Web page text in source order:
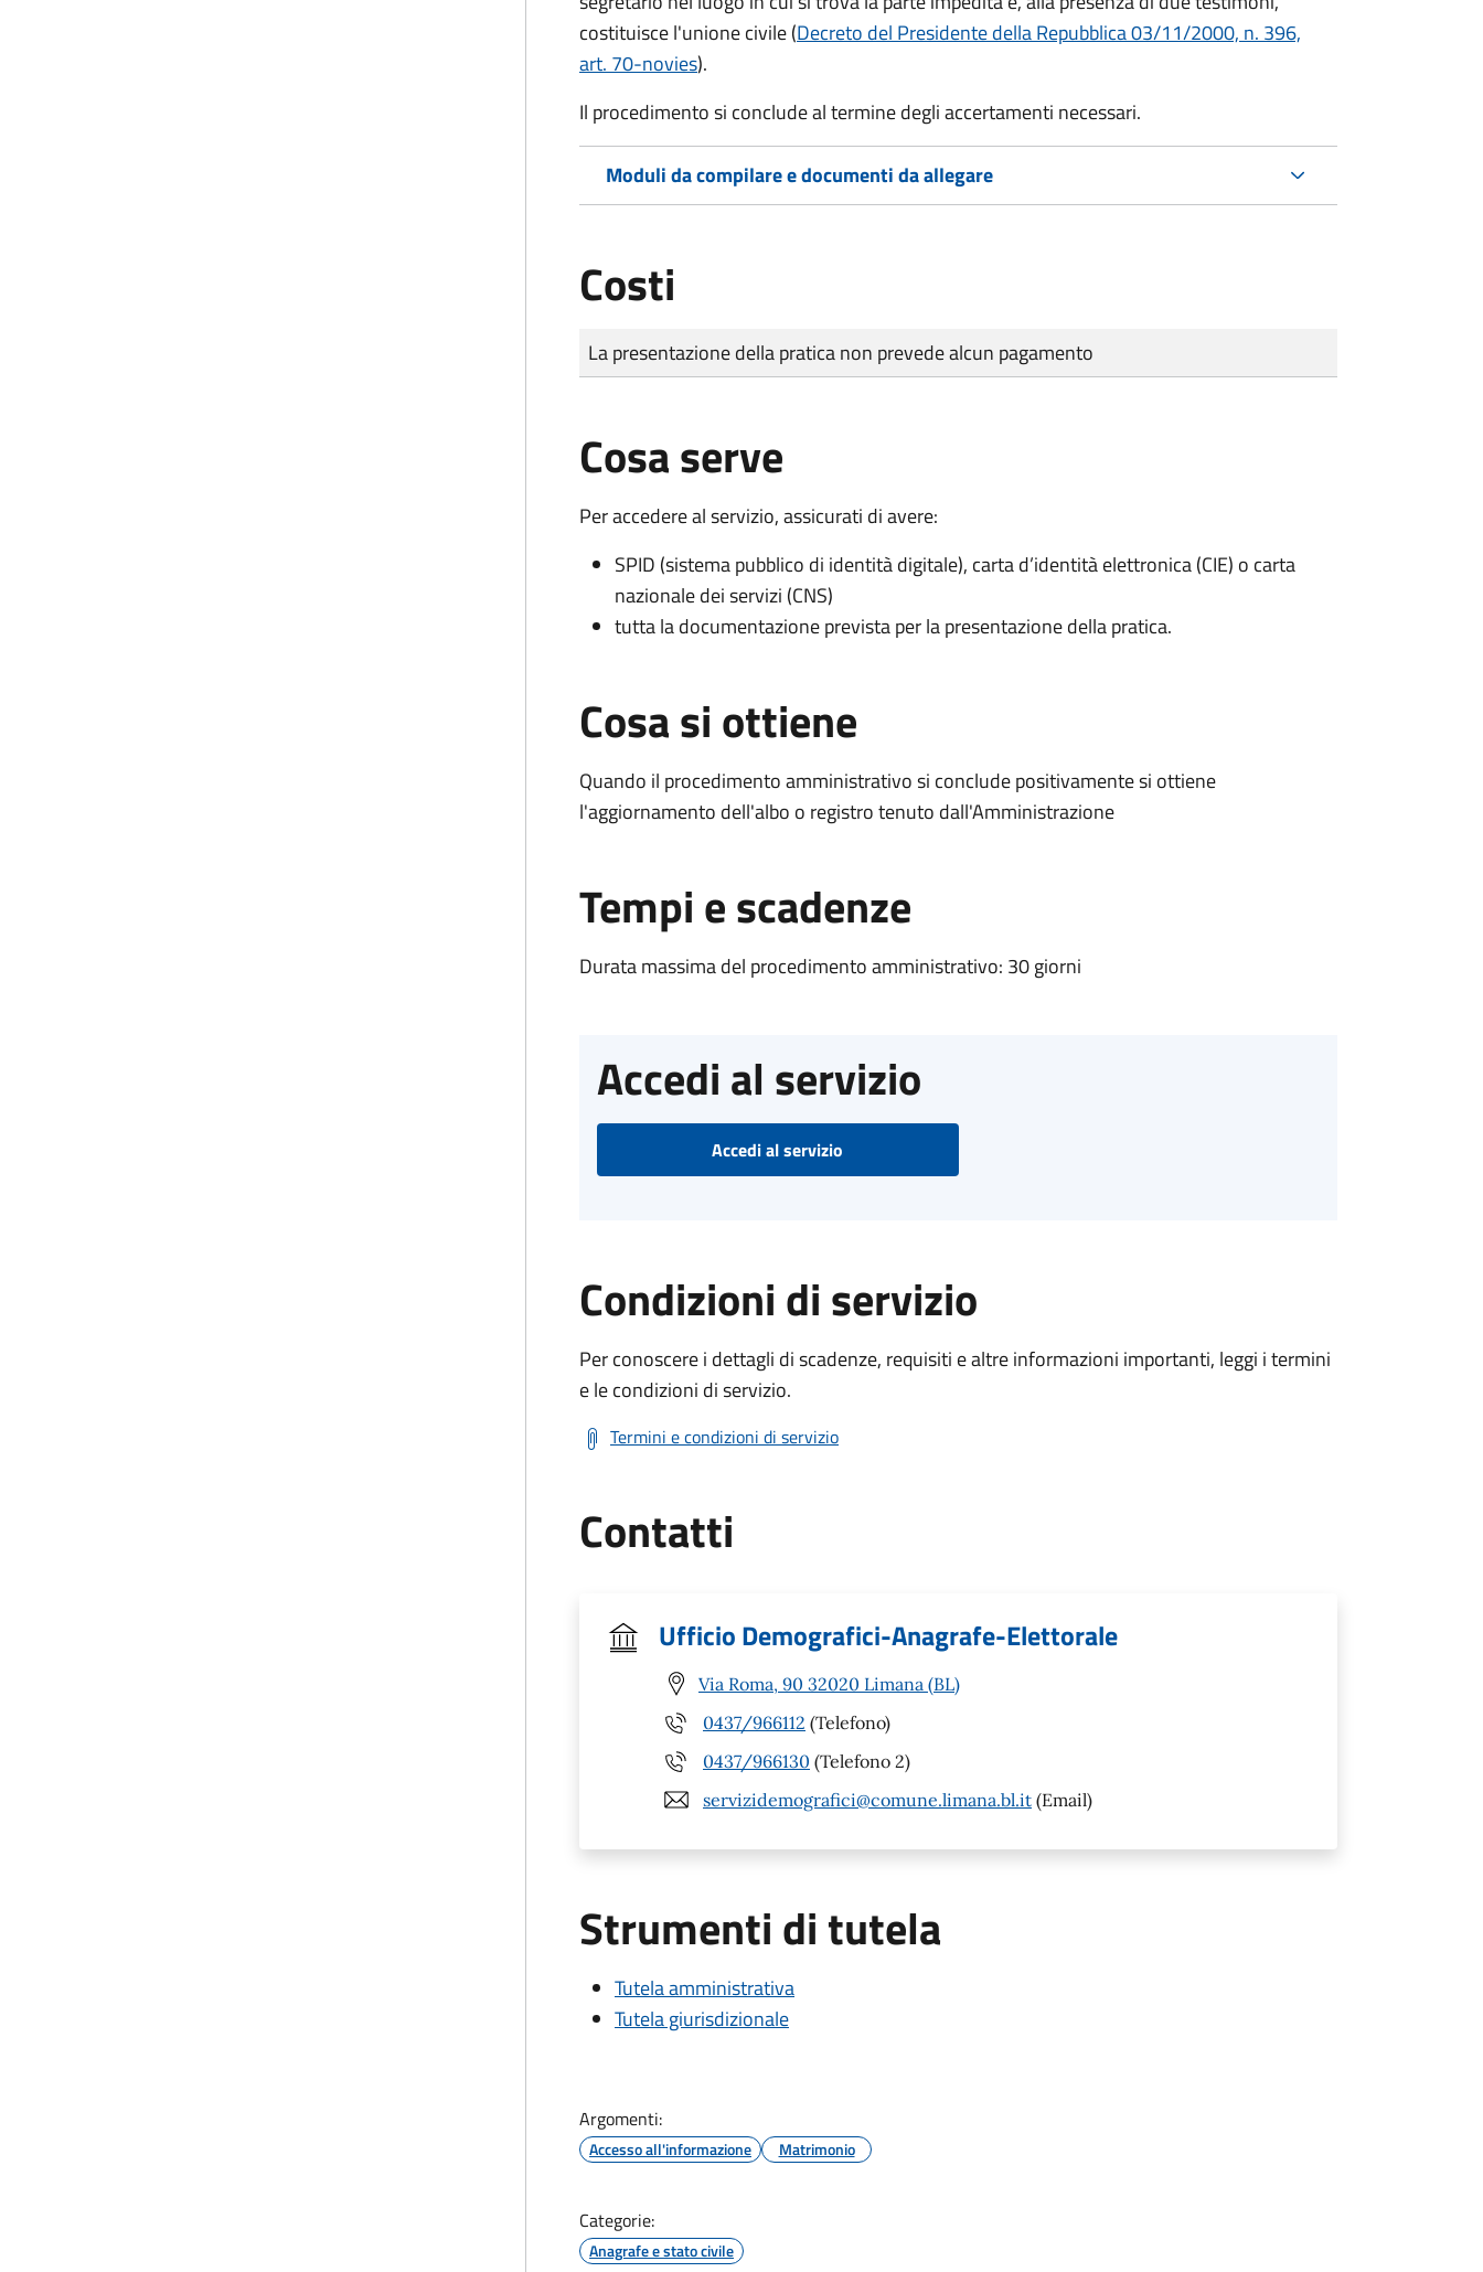
costituisce l'unione civile (Decreto del Presidente della Repubblica 03/11/2000, n. 396,
art. 70-novies).
Il procedimento si conclude al termine degli accertamenti necessari.
Moduli da compilare e documenti da allegare
Costi
Tipo di pagamento
Importo
La presentazione della pratica non prevede alcun pagamento
Cosa serve
Per accedere al servizio, assicurati di avere:
SPID (sistema pubblico di identità digitale), carta d’identità elettronica (CIE) o carta
nazionale dei servizi (CNS)
tutta la documentazione prevista per la presentazione della pratica.
Cosa si ottiene
Quando il procedimento amministrativo si conclude positivamente si ottiene
l'aggiornamento dell'albo o registro tenuto dall'Amministrazione
Tempi e scadenze
Durata massima del procedimento amministrativo: 30 giorni
Accedi al servizio
Accedi al servizio
Condizioni di servizio
Per conoscere i dettagli di scadenze, requisiti e altre informazioni importanti, leggi i termini
e le condizioni di servizio.
Termini e condizioni di servizio
Contatti
Ufficio Demografici-Anagrafe-Elettorale
Via Roma, 90 32020 Limana (BL)
0437/966112 (Telefono)
0437/966130 (Telefono 2)
servizidemografici@comune.limana.bl.it (Email)
Strumenti di tutela
Tutela amministrativa
Tutela giurisdizionale
Argomenti:
Accesso all'informazione Matrimonio
Categorie:
Anagrafe e stato civile